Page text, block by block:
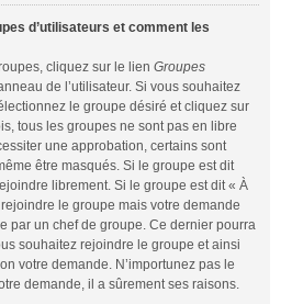
d’utilisateurs et comment les
cliquez sur le lien Groupes
de l’utilisateur. Si vous souhaitez
le groupe désiré et cliquez sur
tous les groupes ne sont pas en libre
une approbation, certains sont
être masqués. Si le groupe est dit
librement. Si le groupe est dit « À
le groupe mais votre demande
par un chef de groupe. Ce dernier pourra
souhaitez rejoindre le groupe et ainsi
votre demande. N’importunez pas le
demande, il a sûrement ses raisons.